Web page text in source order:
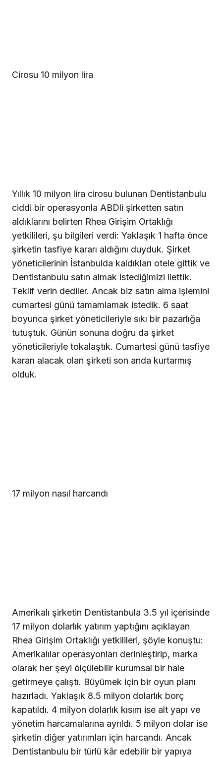
Cirosu 10 milyon lira
Yıllık 10 milyon lira cirosu bulunan Dentistanbulu
ciddi bir operasyonla ABDli şirketten satın
aldıklarını belirten Rhea Girişim Ortaklığı
yetkilileri, şu bilgileri verdi: Yaklaşık 1 hafta önce
şirketin tasfiye kararı aldığını duyduk. Şirket
yöneticilerinin İstanbulda kaldıkları otele gittik ve
Dentistanbulu satın almak istediğimizi ilettik.
Teklif verin dediler. Ancak biz satın alma işlemini
cumartesi günü tamamlamak istedik. 6 saat
boyunca şirket yöneticileriyle sıkı bir pazarlığa
tutuştuk. Günün sonuna doğru da şirket
yöneticileriyle tokalaştık. Cumartesi günü tasfiye
kararı alacak olan şirketi son anda kurtarmış
olduk.
17 milyon nasıl harcandı
Amerikalı şirketin Dentistanbula 3.5 yıl içerisinde
17 milyon dolarlık yatırım yaptığını açıklayan
Rhea Girişim Ortaklığı yetkilileri, şöyle konuştu:
Amerikalılar operasyonları derinleştirip, marka
olarak her şeyi ölçülebilir kurumsal bir hale
getirmeye çalıştı. Büyümek için bir oyun planı
hazırladı. Yaklaşık 8.5 milyon dolarlık borç
kapatıldı. 4 milyon dolarlık kısım ise alt yapı ve
yönetim harcamalarına ayrıldı. 5 milyon dolar ise
şirketin diğer yatırımları için harcandı. Ancak
Dentistanbulu bir türlü kâr edebilir bir yapıya